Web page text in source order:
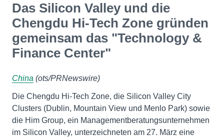
Das Silicon Valley und die
Chengdu Hi-Tech Zone gründen
gemeinsam das "Technology &
Finance Center"
China (ots/PRNewswire)
Die Chengdu Hi-Tech Zone, die Silicon Valley City
Clusters (Dublin, Mountain View und Menlo Park) sowie
die Him Group, ein Managementberatungsunternehmen
im Silicon Valley, unterzeichneten am 27. März eine